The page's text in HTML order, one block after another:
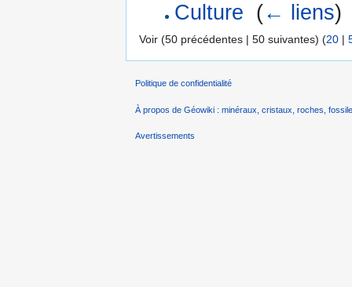
Culture (← liens)
Voir (50 précédentes | 50 suivantes) (20 |
Politique de confidentialité
À propos de Géowiki : minéraux, cristaux, roches,
Avertissements